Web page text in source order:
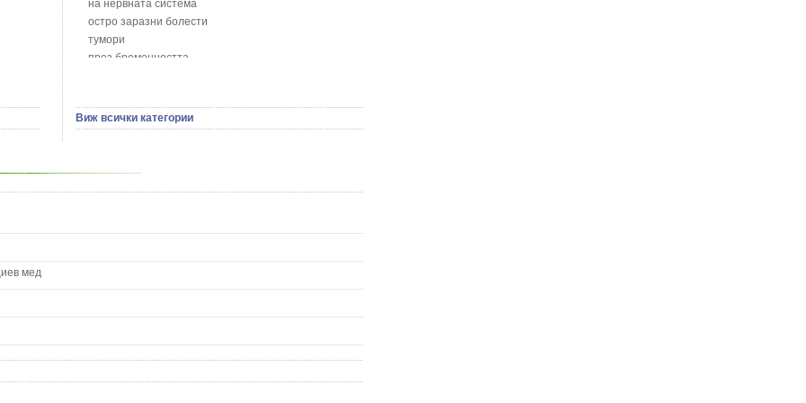
Брей - Tamus Communis
Брош - Rubia tinctorum L.
Бръшлян - Hedera helix L.
Бял имел - Viscum album L.
Бял оман - Inula Helenium L.
Бяла върба - Salix Аlba
Вратига - Tanacetrum Vulgare
на нервната система
остро заразни болести
тумори
през бременността
сексуални проблеми
на половите органи
Виж всички категории
мед